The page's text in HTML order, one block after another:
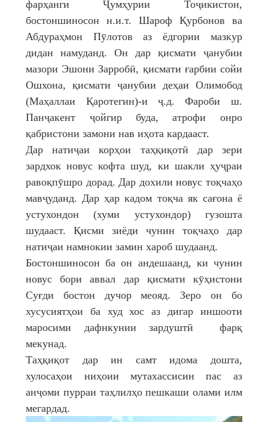
фарҳанги Ҷумҳурии Тоҷикистон,
бостоншиносон н.и.т. Шароф Қурбонов ва
Абдураҳмон Пӯлотов аз ёдгории мазкур
дидан намуданд. Он дар қисмати ҷанубии
мазори Эшони Зарробӣ, қисмати ғарбии сойи
Ошхона, қисмати ҷанубии деҳаи Олимобод
(Маҳаллаи Қаротегин)-и ҷ.д. Фароби ш.
Панҷакент ҷойгир буда, атрофи онро
қабристони замони нав иҳота кардааст.
Дар натиҷаи корҳои таҳқиқотӣ дар зери
зардхок новус кофта шуд, ки шакли ҳуҷраи
равоқпӯшро дорад. Дар дохили новус тоқчаҳо
мавҷуданд. Дар ҳар кадом тоқча як сағона ё
устухондон (хуми устухондор) гузошта
шудааст. Қисми зиёди чунин тоқчаҳо дар
натиҷаи намнокии замин хароб шудаанд.
Бостоншиносон ба он андешаанд, ки чунин
новус бори аввал дар қисмати кӯҳистони
Суғди бостон дучор меояд. Зеро он бо
хусусиятҳои ба худ хос аз дигар иншооти
маросими дафнкунии зардуштӣ фарқ
мекунад.
Таҳқиқот дар ин самт идома дошта,
хулосаҳои ниҳоии мутахассисин пас аз
анҷоми пурраи таҳлилҳо пешкаши олами илм
мегардад.